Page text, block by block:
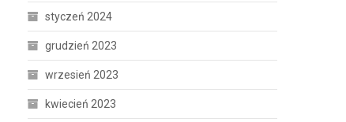
styczeń 2024
grudzień 2023
wrzesień 2023
kwiecień 2023